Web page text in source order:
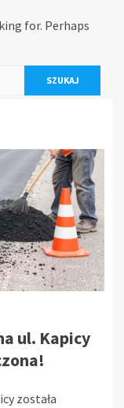
for. Perhaps
ul. Kapicy
została